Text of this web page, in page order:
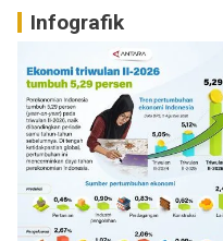
Infografik